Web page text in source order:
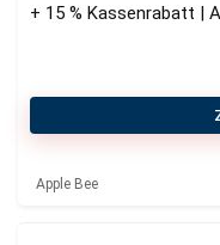
+ 15 % Kassenrabatt |
Apple Bee